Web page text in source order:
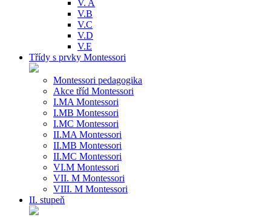
V. A
V.B
V.C
V.D
V.E
Třídy s prvky Montessori
Montessori pedagogika
Akce tříd Montessori
I.MA Montessori
I.MB Montessori
I.MC Montessori
II.MA Montessori
II.MB Montessori
II.MC Montessori
VI.M Montessori
VII. M Montessori
VIII. M Montessori
II. stupeň